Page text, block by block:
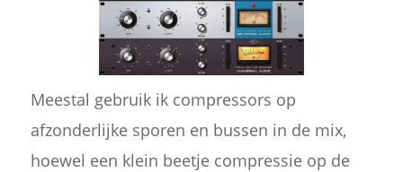
Meestal gebruik ik compressors op
afzonderlijke sporen en bussen in de mix,
hoewel een klein beetje compressie op de